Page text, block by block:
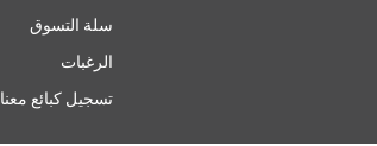
سلة التسوق
الرغبات
تسجيل كبائع معنا